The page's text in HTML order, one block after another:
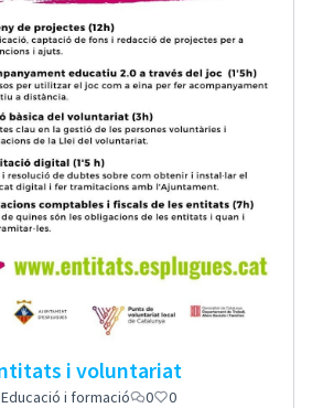
i voluntariat
Educació i formació 0 0